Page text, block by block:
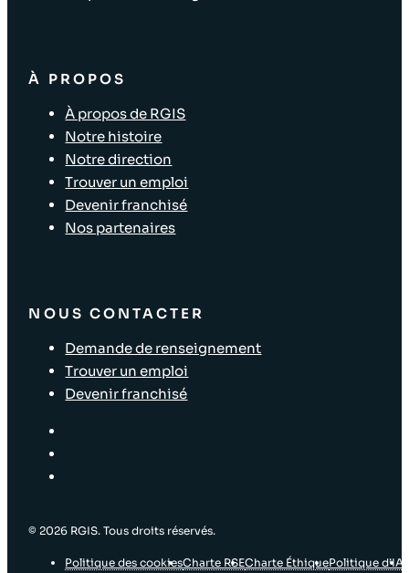
À PROPOS
À propos de RGIS
Notre histoire
Notre direction
Trouver un emploi
Devenir franchisé
Nos partenaires
NOUS CONTACTER
Demande de renseignement
Trouver un emploi
Devenir franchisé
© 2026 RGIS. Tous droits réservés.
Politique des cookiesCharte RSECharte ÉthiquePolitique d’IA